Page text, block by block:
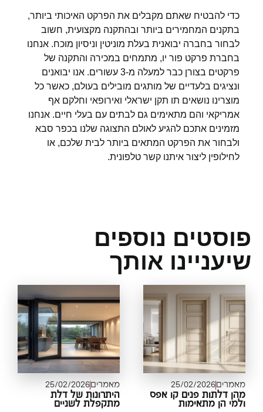
כדי להבטיח שאתם מקבלים את הפרקט האיכותי ביותר,
בתקנים המחמירים ביותר ובהתקנה מקצועית, חשוב
לבחור בחברה יבואנית בעלת מוניטין וניסיון מוכח. אנחנו
בחברת פרקט פור יו, מתמחים במכירה והתקנה של
פרקטים בצורן כבר למעלה מ-3 עשורים. אנו יבואנים
ונציגים בלעדיים של מותגים מובילים בעולם, כאשר כל
מוצרינו נושאים תו תקן ישראלי ואירופאי וחלקם אף
אמריקאי והם מתאימים גם לבתים עם בעלי חיים. אנחנו
מזמינים אתכם להגיע לאולם התצוגה שלנו בכפר סבא
ולבחור את הפרקט המתאים ביותר לבית שלכם, או
לחילופין ליצור איתנו קשר טלפונית.
נוספים
אותך
25/02/2026
דלתות פנים קו אפס
הן מתאימות
מאמרים25/02/2026
היתרונות של דלת
מתקפלת לשניים